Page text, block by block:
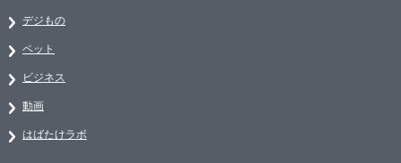
デジもの
ペット
ビジネス
動画
はばたけラボ